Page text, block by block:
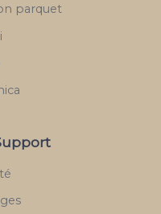
parquet